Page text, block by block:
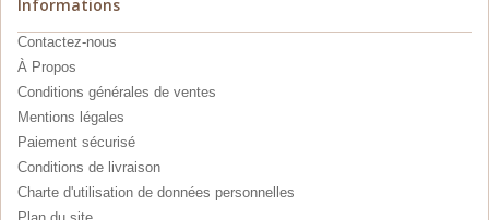
Informations
Contactez-nous
À Propos
Conditions générales de ventes
Mentions légales
Paiement sécurisé
Conditions de livraison
Charte d'utilisation de données personnelles